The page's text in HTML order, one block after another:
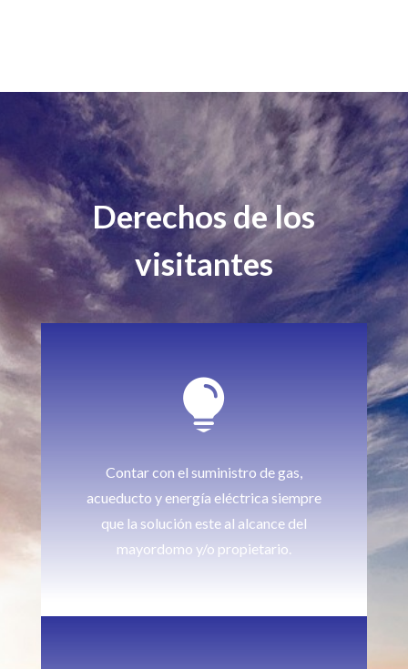
Derechos de los
visitantes

Contar con el suministro de gas,
acueducto y energía eléctrica siempre
que la solución este al alcance del
mayordomo y/o propietario.